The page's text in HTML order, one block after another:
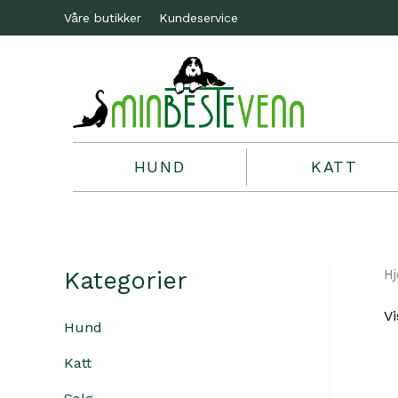
Våre butikker Kundeservice
HUND KATT
Kategorier
Hund
Katt